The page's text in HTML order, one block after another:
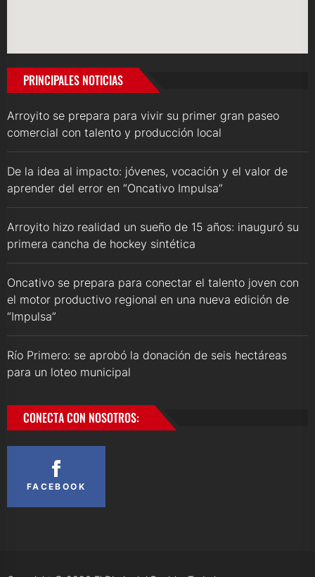
PRINCIPALES NOTICIAS
Arroyito se prepara para vivir su primer gran paseo
comercial con talento y producción local
De la idea al impacto: jóvenes, vocación y el valor de
aprender del error en “Oncativo Impulsa”
Arroyito hizo realidad un sueño de 15 años: inauguró su
primera cancha de hockey sintética
Oncativo se prepara para conectar el talento joven con
el motor productivo regional en una nueva edición de
“Impulsa”
Río Primero: se aprobó la donación de seis hectáreas
para un loteo municipal
CONECTA CON NOSOTROS:
FACEBOOK